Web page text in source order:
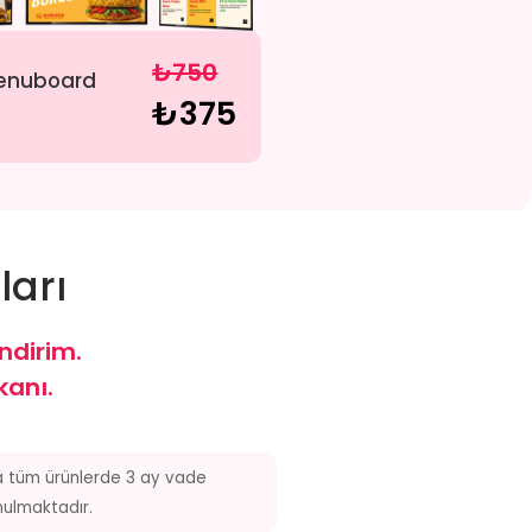
₺750
₺375
tüm ürünlerde 3 ay vade